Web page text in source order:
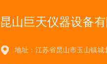
昆山巨天仪器设备
地址：江苏省昆山市玉山镇城